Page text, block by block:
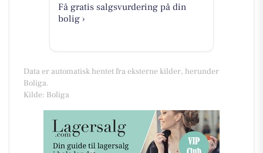
Få gratis salgsvurdering på din
bolig ›
Data er automatisk hentet fra eksterne kilder, herunder
Boliga.
Kilde: Boliga